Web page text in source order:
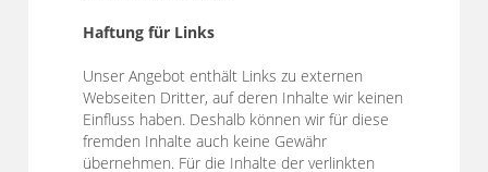
Haftung für Links
Unser Angebot enthält Links zu externen
Webseiten Dritter, auf deren Inhalte wir keinen
Einfluss haben. Deshalb können wir für diese
fremden Inhalte auch keine Gewähr
übernehmen. Für die Inhalte der verlinkten